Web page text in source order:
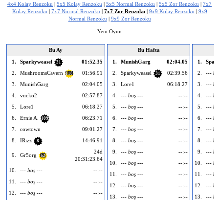
4x4 Kolay Renzoku | 5x5 Kolay Renzoku | 5x5 Normal Renzoku | 5x5 Zor Renzoku | 7x7
Kolay Renzoku | 7x7 Normal Renzoku | 7x7 Zor Renzoku| 9x9 Kolay Renzoku | 9x9
Normal Renzoku | 9x9 Zor Renzoku
Yeni Oyun
Bu Ay
1.
Sparkyweasel 31
01:52.35
2.
MushroomsCavern 118
01:56.91
3.
MunishGarg
02:04.05
4.
vucko2
02:57.87
5.
Lore1
06:18.27
6.
Ernie A. 109
06:23.71
7.
cowtown
09:01.27
8.
IRizz 8 14:46.91
9. Gr5org 62
24d
20:31:23.64
10.
--- boş ---
--:--
11.
--- boş ---
--:--
12.
--- boş ---
--:--
Bu Hafta
1.
MunishGarg
02:04.05
2.
Sparkyweasel 31
02:39.56
3.
Lore1
06:18.27
4.
--- boş ---
--:--
5.
--- boş ---
--:--
6.
--- boş ---
--:--
7.
--- boş ---
--:--
8.
--- boş ---
--:--
9.
--- boş ---
--:--
10.
--- boş ---
--:--
11.
--- boş ---
--:--
12.
--- boş ---
--:--
13.
--- boş ---
--:--
1.
2.
---
3.
---
4.
---
5.
---
6.
---
7.
---
8.
---
9.
---
10.
---
11.
---
12.
---
13.
---